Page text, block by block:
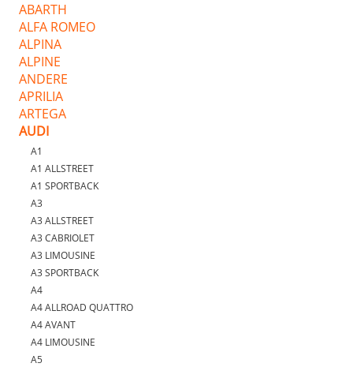
ABARTH
ALFA ROMEO
ALPINA
ALPINE
ANDERE
APRILIA
ARTEGA
AUDI
A1
A1 ALLSTREET
A1 SPORTBACK
A3
A3 ALLSTREET
A3 CABRIOLET
A3 LIMOUSINE
A3 SPORTBACK
A4
A4 ALLROAD QUATTRO
A4 AVANT
A4 LIMOUSINE
A5